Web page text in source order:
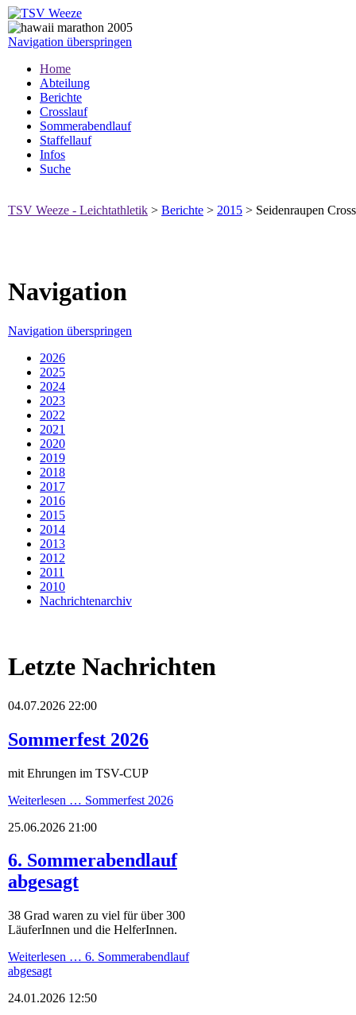
Navigation überspringen
Home
Abteilung
Berichte
Crosslauf
Sommerabendlauf
Staffellauf
Infos
Suche
TSV Weeze - Leichtathletik > Berichte > 2015 > Seidenraupen Cross
Navigation
Navigation überspringen
2026
2025
2024
2023
2022
2021
2020
2019
2018
2017
2016
2015
2014
2013
2012
2011
2010
Nachrichtenarchiv
Letzte Nachrichten
04.07.2026 22:00
Sommerfest 2026
mit Ehrungen im TSV-CUP
Weiterlesen … Sommerfest 2026
25.06.2026 21:00
6. Sommerabendlauf
abgesagt
38 Grad waren zu viel für über 300
LäuferInnen und die HelferInnen.
Weiterlesen … 6. Sommerabendlauf
abgesagt
24.01.2026 12:50